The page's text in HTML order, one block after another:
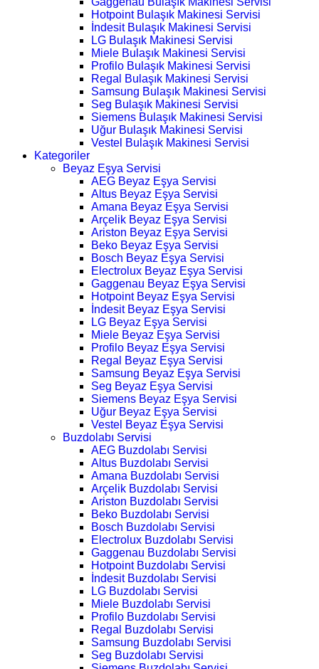
Hotpoint Bulaşık Makinesi Servisi
İndesit Bulaşık Makinesi Servisi
LG Bulaşık Makinesi Servisi
Miele Bulaşık Makinesi Servisi
Profilo Bulaşık Makinesi Servisi
Regal Bulaşık Makinesi Servisi
Samsung Bulaşık Makinesi Servisi
Seg Bulaşık Makinesi Servisi
Siemens Bulaşık Makinesi Servisi
Uğur Bulaşık Makinesi Servisi
Vestel Bulaşık Makinesi Servisi
Kategoriler
Beyaz Eşya Servisi
AEG Beyaz Eşya Servisi
Altus Beyaz Eşya Servisi
Amana Beyaz Eşya Servisi
Arçelik Beyaz Eşya Servisi
Ariston Beyaz Eşya Servisi
Beko Beyaz Eşya Servisi
Bosch Beyaz Eşya Servisi
Electrolux Beyaz Eşya Servisi
Gaggenau Beyaz Eşya Servisi
Hotpoint Beyaz Eşya Servisi
İndesit Beyaz Eşya Servisi
LG Beyaz Eşya Servisi
Miele Beyaz Eşya Servisi
Profilo Beyaz Eşya Servisi
Regal Beyaz Eşya Servisi
Samsung Beyaz Eşya Servisi
Seg Beyaz Eşya Servisi
Siemens Beyaz Eşya Servisi
Uğur Beyaz Eşya Servisi
Vestel Beyaz Eşya Servisi
Buzdolabı Servisi
AEG Buzdolabı Servisi
Altus Buzdolabı Servisi
Amana Buzdolabı Servisi
Arçelik Buzdolabı Servisi
Ariston Buzdolabı Servisi
Beko Buzdolabı Servisi
Bosch Buzdolabı Servisi
Electrolux Buzdolabı Servisi
Gaggenau Buzdolabı Servisi
Hotpoint Buzdolabı Servisi
İndesit Buzdolabı Servisi
LG Buzdolabı Servisi
Miele Buzdolabı Servisi
Profilo Buzdolabı Servisi
Regal Buzdolabı Servisi
Samsung Buzdolabı Servisi
Seg Buzdolabı Servisi